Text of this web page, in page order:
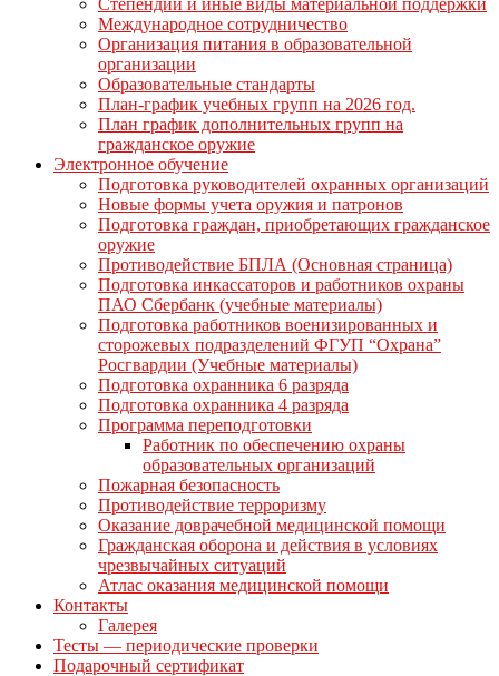
Международное сотрудничество
Организация питания в образовательной
организации
Образовательные стандарты
План-график учебных групп на 2026 год.
План график дополнительных групп на
гражданское оружие
Электронное обучение
Подготовка руководителей охранных организаций
Новые формы учета оружия и патронов
Подготовка граждан, приобретающих гражданское
оружие
Противодействие БПЛА (Основная страница)
Подготовка инкассаторов и работников охраны
ПАО Сбербанк (учебные материалы)
Подготовка работников военизированных и
сторожевых подразделений ФГУП “Охрана”
Росгвардии (Учебные материалы)
Подготовка охранника 6 разряда
Подготовка охранника 4 разряда
Программа переподготовки
Работник по обеспечению охраны
образовательных организаций
Пожарная безопасность
Противодействие терроризму
Оказание доврачебной медицинской помощи
Гражданская оборона и действия в условиях
чрезвычайных ситуаций
Атлас оказания медицинской помощи
Контакты
Галерея
Тесты — периодические проверки
Подарочный сертификат